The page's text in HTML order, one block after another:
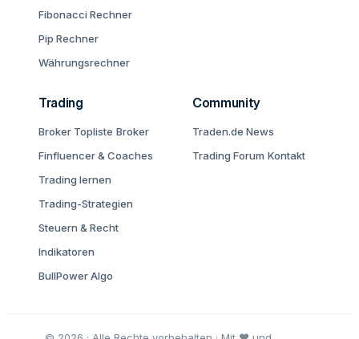
Fibonacci Rechner
Pip Rechner
Währungsrechner
Trading
Broker Topliste Broker
Finfluencer & Coaches
Trading lernen
Trading-Strategien
Steuern & Recht
Indikatoren
BullPower Algo
Community
Traden.de News
Trading Forum Kontakt